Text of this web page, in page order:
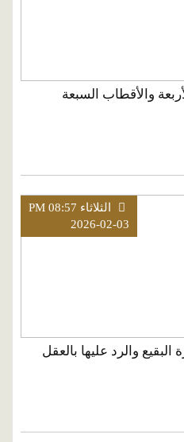
والأقطاب السبعة
الثلاثاء PM 08:57
2026-02-03
والرد عليها بالعقل